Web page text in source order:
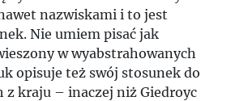
nazwiskami i to jest
Nie umiem pisać jak
w wyabstrahowanych
opisuje też swój stosunek do
z kraju – inaczej niż Giedroyc